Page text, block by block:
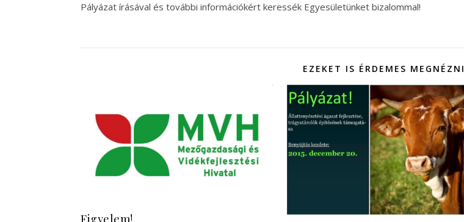
Pályázat írásával és további információkért keressék Egyesületünket bizalommal!
EZEKET IS ÉRDEMES MEGNÉZNI